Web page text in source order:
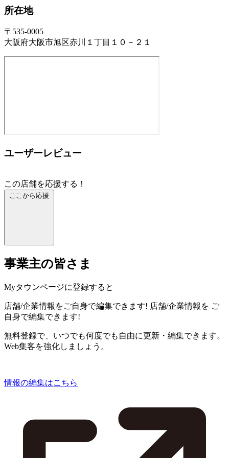
所在地
〒535-0005
大阪府大阪市旭区赤川１丁目１０－２１
ユーザーレビュー
この店舗を応援する！
ここから応援
事業主の皆さま
Myタウンページに登録すると
店舗/企業情報をご自身で編集できます! 店舗/企業情報を ご
自身で編集できます!
無料登録で、いつでも何度でも自由に更新・編集できます。
Web集客を強化しましょう。
情報の編集はこちら